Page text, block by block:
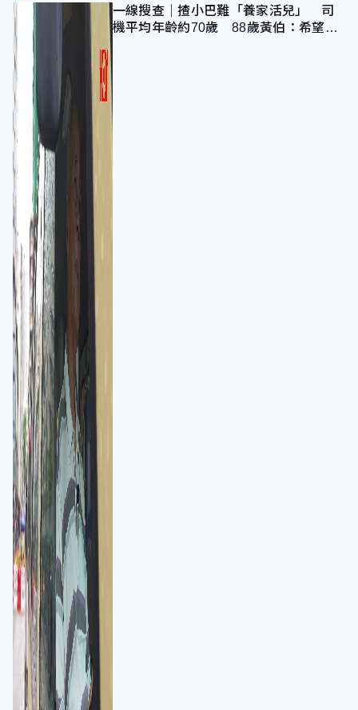
一線搜查｜揸小巴難「養家活兒」 司
機平均年齡約70歲 88歲黃伯：希望一